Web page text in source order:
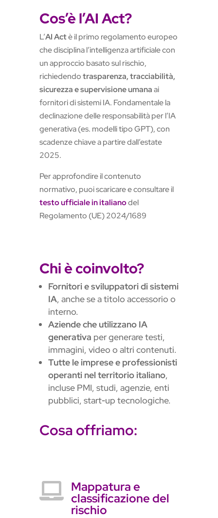
Cos’è l’AI Act?
L’AI Actè il primo regolamento europeo
che disciplina l’intelligenza artificiale con
un approccio basato sul rischio,
richiedendotrasparenza, tracciabilità,
sicurezza e supervisione umanaai
fornitori di sistemi IA. Fondamentale la
declinazione delle responsabilità per l’IA
generativa (es. modelli tipo GPT), con
scadenze chiave a partire dall’estate
2025.
Per approfondire il contenuto
normativo, puoi scaricare e consultare il
testo ufficiale in italianodel
Regolamento (UE) 2024/1689
Chi è coinvolto?
Fornitori e sviluppatori di sistemi
IA, anche se a titolo accessorio o
interno.
Aziende che utilizzano IA
generativa per generare testi,
immagini, video o altri contenuti.
Tutte le imprese e professionisti
operanti nel territorio italiano,
incluse PMI, studi, agenzie, enti
pubblici, start‑up tecnologiche.
Cosa offriamo:
 Mappatura e
classificazione del
rischio